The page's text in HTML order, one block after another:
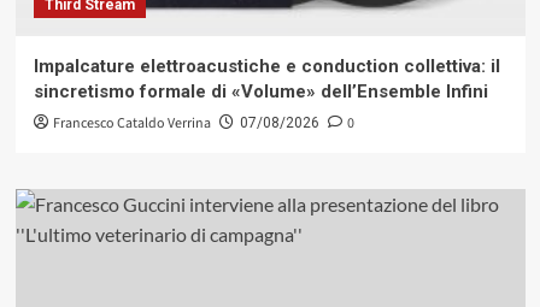
Third Stream
Impalcature elettroacustiche e conduction collettiva: il
sincretismo formale di «Volume» dell’Ensemble Infini
Francesco Cataldo Verrina 07/08/2026 0